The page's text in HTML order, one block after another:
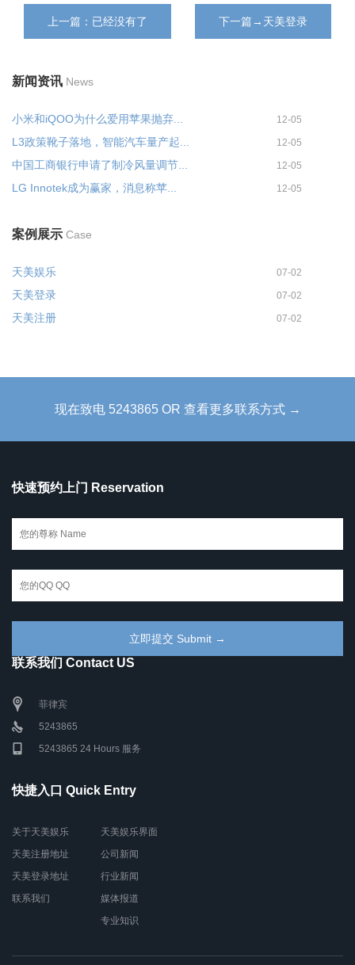
上一篇：已经没有了 下一篇→天美登录
新闻资讯 News
小米和iQOO为什么爱用苹果抛弃... 12-05
L3政策靴子落地，智能汽车量产起... 12-05
中国工商银行申请了制冷风量调节... 12-05
LG Innotek成为赢家，消息称苹... 12-05
案例展示 Case
天美娱乐 07-02
天美登录 07-02
天美注册 07-02
现在致电 5243865 OR 查看更多联系方式 →
快速预约上门 Reservation
联系我们 Contact US
菲律宾
5243865
5243865 24 Hours 服务
快捷入口 Quick Entry
关于天美娱乐
天美注册地址
天美登录地址
联系我们
天美娱乐界面
公司新闻
行业新闻
媒体报道
专业知识